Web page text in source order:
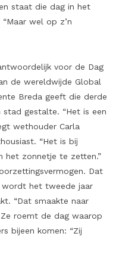
staat die dag in het
wel op z’n
voor de Dag
de wereldwijde Global
Breda geeft die derde
stad gestalte. “Het is een
wethouder Carla
“Het is bij
het zonnetje te zetten.”
Dat
wordt het tweede jaar
“Dat smaakte naar
roemt de dag waarop
bijeen komen: “Zij